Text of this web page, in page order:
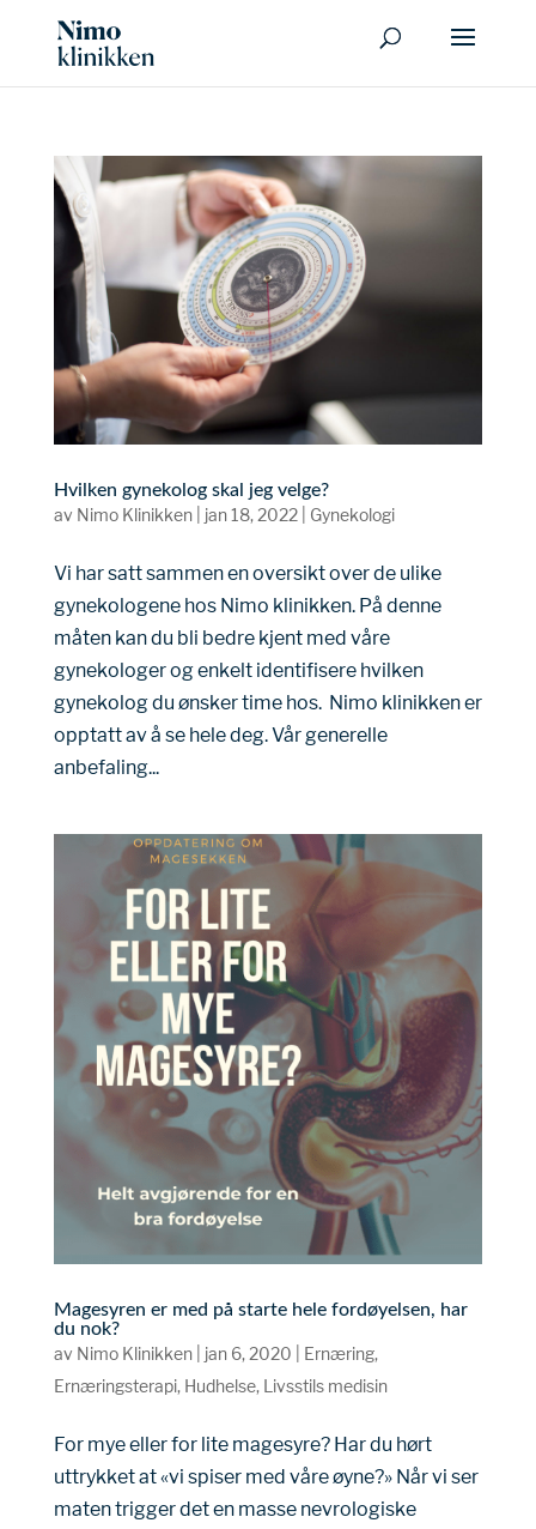
Hvilken gynekolog skal jeg velge?
av Nimo Klinikken| jan 18, 2022| Gynekologi
Vi har satt sammen en oversikt over de ulike
gynekologene hos Nimo klinikken. På denne
måten kan du bli bedre kjent med våre
gynekologer og enkelt identifisere hvilken
gynekolog du ønsker time hos. Nimo klinikken er
opptatt av å se hele deg. Vår generelle
anbefaling...
Magesyren er med på starte hele fordøyelsen, har
du nok?
av Nimo Klinikken| jan 6, 2020 Ernæring,
Ernæringsterapi, Hudhelse, Livsstils medisin
For mye eller for lite magesyre? Har du hørt
uttrykket at «vi spiser med våre øyne?» Når vi ser
maten trigger det en masse nevrologiske